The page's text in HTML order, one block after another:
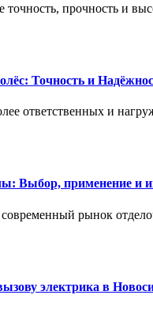
прочность и
Точность и
ответственных и
Выбор, применение и
рынок
электрика в